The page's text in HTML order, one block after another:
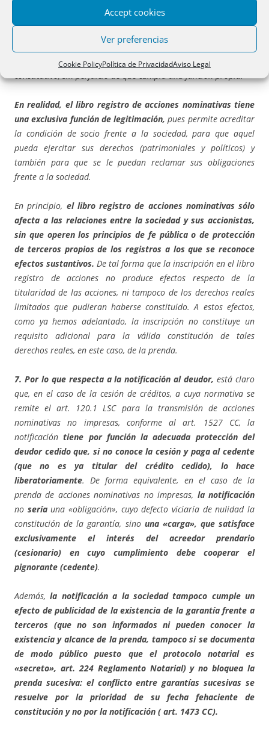
Accept cookies
Ver preferencias
Cookie PolicyPolítica de PrivacidadAviso Legal
ser inscrita en el libro registro de acciones. Pero adviértase que
la constitución de la prenda sobre las acciones, se ha
Esto es, la inscripción no se prevé como un requisito
constitutivo, sin perjuicio de que cumpla una función propia.
En realidad, el libro registro de acciones nominativas tiene
una exclusiva función de legitimación, pues permite acreditar
la condición de socio frente a la sociedad, para que aquel
pueda ejercitar sus derechos (patrimoniales y políticos) y
también para que se le puedan reclamar sus obligaciones
frente a la sociedad.
En principio, el libro registro de acciones nominativas sólo
afecta a las relaciones entre la sociedad y sus accionistas,
sin que operen los principios de fe pública o de protección
de terceros propios de los registros a los que se reconoce
efectos sustantivos. De tal forma que la inscripción en el libro
registro de acciones no produce efectos respecto de la
titularidad de las acciones, ni tampoco de los derechos reales
limitados que pudieran haberse constituido. A estos efectos,
como ya hemos adelantado, la inscripción no constituye un
requisito adicional para la válida constitución de tales
derechos reales, en este caso, de la prenda.
7. Por lo que respecta a la notificación al deudor,está claro
que, en el caso de la cesión de créditos, a cuya normativa se
remite el art. 120.1 LSC para la transmisión de acciones
nominativas no impresas, conforme al art. 1527 CC, la
notificacióntiene por función la adecuada protección del
deudor cedido que, si no conoce la cesión y paga al cedente
(que no es ya titular del crédito cedido), lo hace
liberatoriamente. De forma equivalente, en el caso de la
prenda de acciones nominativas no impresas, la notificación
no seríauna «obligación», cuyo defecto viciaría de nulidad la
constitución de la garantía, sino una «carga», que satisface
exclusivamente el interés del acreedor prendario
(cesionario) en cuyo cumplimiento debe cooperar el
pignorante (cedente).
Además,la notificación a la sociedad tampoco cumple un
efecto de publicidad de la existencia de la garantía frente a
terceros (que no son informados ni pueden conocer la
existencia y alcance de la prenda, tampoco si se documenta
de modo público puesto que el protocolo notarial es
«secreto», art. 224 Reglamento Notarial) y no bloquea la
prenda sucesiva: el conflicto entre garantías sucesivas se
resuelve por la prioridad de su fecha fehaciente de
constitución y no por la notificación ( art. 1473 CC).